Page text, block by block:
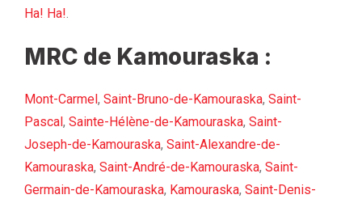
Ha! Ha!.
MRC de Kamouraska :
Mont-Carmel , Saint-Bruno-de-Kamouraska, Saint-
Pascal , Sainte-Hélène-de-Kamouraska, Saint-
Joseph-de-Kamouraska, Saint-Alexandre-de-
Kamouraska, Saint-André-de-Kamouraska, Saint-
Germain-de-Kamouraska, Kamouraska, Saint-Denis-